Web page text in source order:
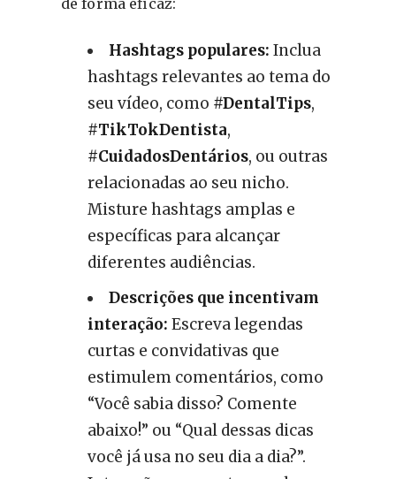
Hashtags populares: Inclua
hashtags relevantes ao tema do
seu vídeo, como #DentalTips,
#TikTokDentista,
#CuidadosDentários, ou outras
relacionadas ao seu nicho.
Misture hashtags amplas e
específicas para alcançar
diferentes audiências.
Descrições que incentivam
interação: Escreva legendas
curtas e convidativas que
estimulem comentários, como
“Você sabia disso? Comente
abaixo!” ou “Qual dessas dicas
você já usa no seu dia a dia?”.